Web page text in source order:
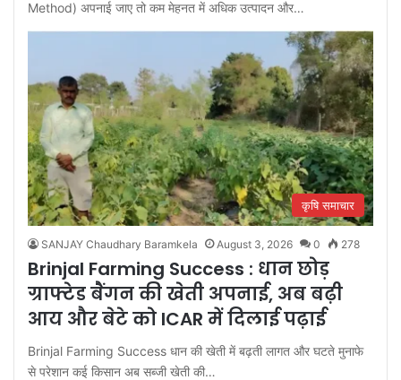
Method) अपनाई जाए तो कम मेहनत में अधिक उत्पादन और…
कृषि समाचार
SANJAY Chaudhary Baramkela August 3, 2026 0 278
Brinjal Farming Success : धान छोड़
ग्राफ्टेड बैंगन की खेती अपनाई, अब बढ़ी
आय और बेटे को ICAR में दिलाई पढ़ाई
Brinjal Farming Success धान की खेती में बढ़ती लागत और घटते मुनाफे
से परेशान कई किसान अब सब्जी खेती की…